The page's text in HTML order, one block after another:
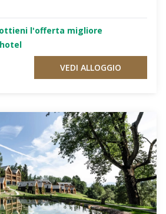
l'offerta migliore
VEDI ALLOGGIO